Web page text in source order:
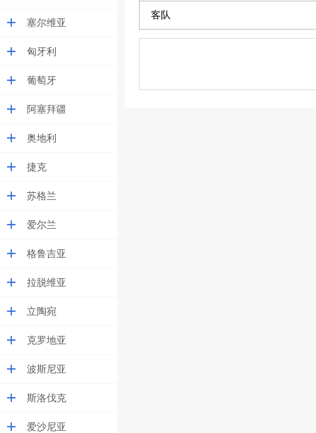
塞尔维亚
匈牙利
葡萄牙
阿塞拜疆
奥地利
捷克
苏格兰
爱尔兰
格鲁吉亚
拉脱维亚
立陶宛
克罗地亚
波斯尼亚
斯洛伐克
爱沙尼亚
客队